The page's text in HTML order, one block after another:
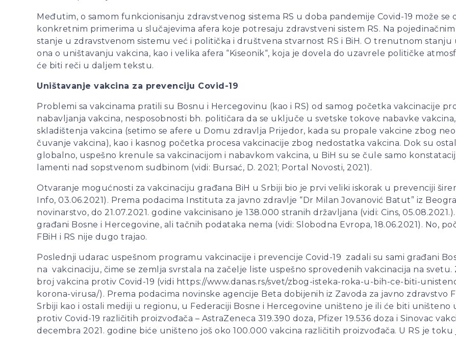
Međutim, o samom funkcionisanju zdravstvenog sistema RS u doba pandemije Covid-19 može
konkretnim primerima u slučajevima afera koje potresaju zdravstveni sistem RS. Na
stanje u zdravstvenom sistemu već i politička i društvena stvarnost RS i BiH. O trenutnom
ona o uništavanju vakcina, kao i velika afera “Kiseonik“, koja je dovela do uzavrele političke
će biti reči u daljem tekstu.
Uništavanje vakcina za prevenciju Covid-19
Problemi sa vakcinama pratili su Bosnu i Hercegovinu (kao i RS) od samog početka vakcinacije
nabavljanja vakcina, nesposobnosti bh. političara da se uključe u svetske tokove nabavke
skladištenja vakcina (setimo se afere u Domu zdravlja Prijedor, kada su propale vakcine zbog
čuvanje vakcina), kao i kasnog početka procesa vakcinacije zbog nedostatka vakcina. Dok su
globalno, uspešno krenule sa vakcinacijom i nabavkom vakcina, u BiH su se čule samo
lamenti nad sopstvenom sudbinom (vidi: Bursać, D. 2021; Portal Novosti, 2021).
Otvaranje mogućnosti za vakcinaciju građana BiH u Srbiji bio je prvi veliki iskorak u prevenciji
Info, 03.06.2021). Prema podacima Instituta za javno zdravlje “Dr Milan Jovanović Batut” iz
novinarstvo, do 21.07.2021. godine vakcinisano je 138.000 stranih državljana (vidi: Cins,
građani Bosne i Hercegovine, ali tačnih podataka nema (vidi: Slobodna Evropa, 18.06.2021). No,
FBiH i RS nije dugo trajao.
Poslednji udarac uspešnom programu vakcinacije i prevencije Covid-19 zadali su sami građani
na vakcinaciju, čime se zemlja svrstala na začelje liste uspešno sprovedenih vakcinacija na
broj vakcina protiv Covid-19 (vidi https://www.danas.rs/svet/zbog-isteka-roka-u-bih-ce-biti-
korona-virusa/). Prema podacima novinske agencije Beta dobijenih iz Zavoda za javno zdravstvo
Srbiji kao i ostali mediji u regionu, u Federaciji Bosne i Hercegovine uništeno je ili će biti uništeno
protiv Covid-19 različitih proizvođača – AstraZeneca 319.390 doza, Pfizer 19.536 doza i Sinovac
decembra 2021. godine biće uništeno još oko 100.000 vakcina različitih proizvođača. U RS je